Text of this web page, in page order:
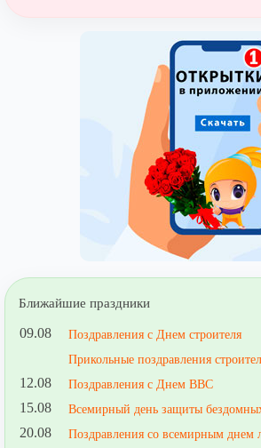
Ближайшие праздники
09.08
Поздравления с Днем строителя
Прикольные поздравления
12.08 Поздравления с Днем ВВС
15.08 Всемирный день защиты
20.08 Поздравления со всемирным днем